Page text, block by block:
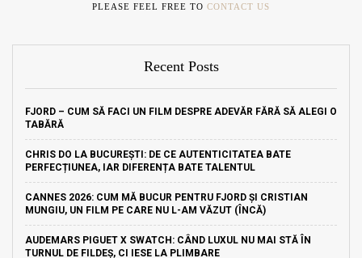
PLEASE FEEL FREE TO CONTACT US
Recent Posts
FJORD – CUM SĂ FACI UN FILM DESPRE ADEVĂR FĂRĂ SĂ ALEGI O
TABĂRĂ
CHRIS DO LA BUCUREȘTI: DE CE AUTENTICITATEA BATE
PERFECȚIUNEA, IAR DIFERENȚA BATE TALENTUL
CANNES 2026: CUM MĂ BUCUR PENTRU FJORD ȘI CRISTIAN
MUNGIU, UN FILM PE CARE NU L-AM VĂZUT (ÎNCĂ)
AUDEMARS PIGUET X SWATCH: CÂND LUXUL NU MAI STĂ ÎN
TURNUL DE FILDEȘ, CI IESE LA PLIMBARE